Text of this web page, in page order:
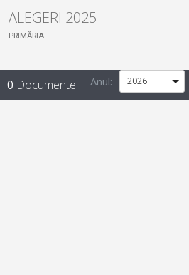
ALEGERI 2025
PRIMĂRIA
0 Documente Anul: